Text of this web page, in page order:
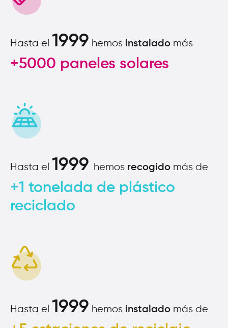
Hasta el 1999 hemos instalado más
+5000 paneles solares
Hasta el 1999 hemos recogido más de
+1 tonelada de plástico
reciclado
Hasta el 1999 hemos instalado más de